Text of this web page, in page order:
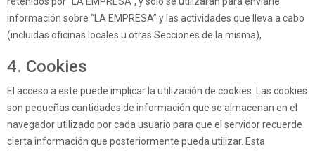
información sobre “LA EMPRESA” y las actividades que lleva a cabo
(incluidas oficinas locales u otras Secciones de la misma),
4. Cookies
El acceso a este puede implicar la utilización de cookies. Las cookies
son pequeñas cantidades de información que se almacenan en el
navegador utilizado por cada usuario para que el servidor recuerde
cierta información que posteriormente pueda utilizar. Esta